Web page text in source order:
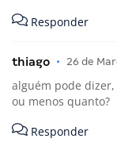
Responder
thiago • 26 de
alguém pode
ou menos quanto?
Responder